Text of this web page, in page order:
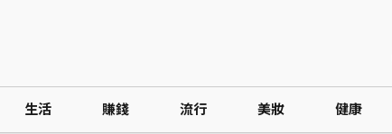
生活 賺錢 流行 美妝 健康